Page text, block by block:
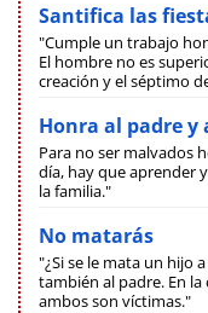
Santifica las
"Cumple un trabajo
El hombre no es
creación y el séptimo
Honra al padre y
Para no ser malvados
día, hay que aprender
la familia."
No matarás
"¿Si se le mata un hijo
también al padre. En la
ambos son víctimas."